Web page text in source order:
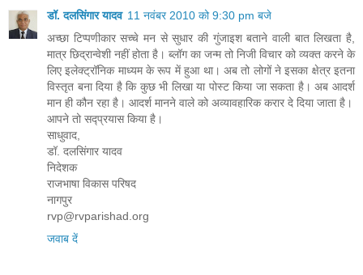
डॉ. दलसिंगार यादव 11 नवंबर 2010 को 9:30 pm बजे
अच्छा टिप्पणीकार सच्चे मन से सुधार की गुंजाइश बताने वाली बात लिखता है,
मात्र छिद्रान्वेशी नहीं होता है। ब्लॉग का जन्म तो निजी विचार को व्यक्त करने के
लिए इलेक्ट्रॉनिक माध्यम के रूप में हुआ था। अब तो लोगों ने इसका क्षेत्र इतना
विस्तृत बना दिया है कि कुछ भी लिखा या पोस्ट किया जा सकता है। अब आदर्श
मान ही कौन रहा है। आदर्श मानने वाले को अव्यावहारिक करार दे दिया जाता है।
आपने तो सद्‍‌प्रयास किया है।
साधुवाद,
डॉ. दलसिंगार यादव
निदेशक
राजभाषा विकास परिषद
नागपुर
rvp@rvparishad.org
जवाब दें